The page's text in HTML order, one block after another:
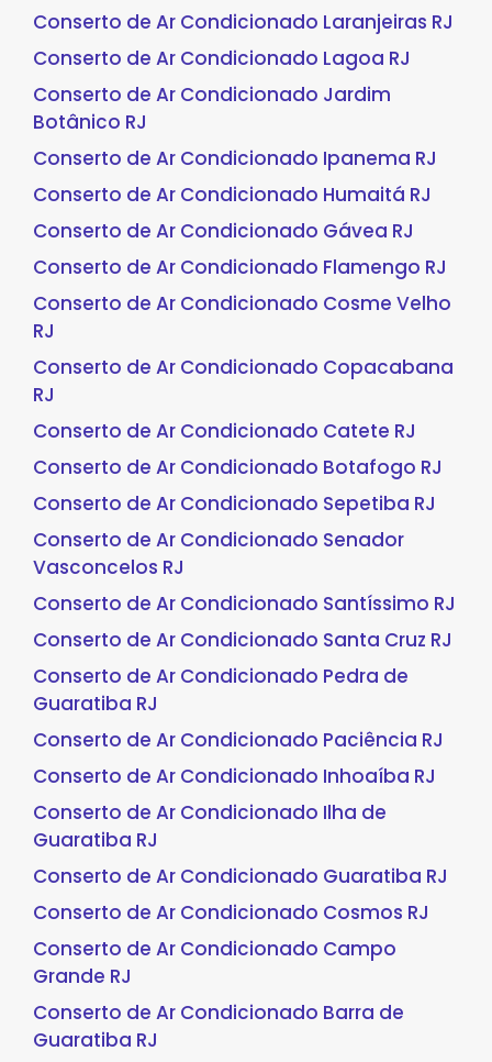
Conserto de Ar Condicionado Laranjeiras RJ
Conserto de Ar Condicionado Lagoa RJ
Conserto de Ar Condicionado Jardim
Botânico RJ
Conserto de Ar Condicionado Ipanema RJ
Conserto de Ar Condicionado Humaitá RJ
Conserto de Ar Condicionado Gávea RJ
Conserto de Ar Condicionado Flamengo RJ
Conserto de Ar Condicionado Cosme Velho
RJ
Conserto de Ar Condicionado Copacabana
RJ
Conserto de Ar Condicionado Catete RJ
Conserto de Ar Condicionado Botafogo RJ
Conserto de Ar Condicionado Sepetiba RJ
Conserto de Ar Condicionado Senador
Vasconcelos RJ
Conserto de Ar Condicionado Santíssimo RJ
Conserto de Ar Condicionado Santa Cruz RJ
Conserto de Ar Condicionado Pedra de
Guaratiba RJ
Conserto de Ar Condicionado Paciência RJ
Conserto de Ar Condicionado Inhoaíba RJ
Conserto de Ar Condicionado Ilha de
Guaratiba RJ
Conserto de Ar Condicionado Guaratiba RJ
Conserto de Ar Condicionado Cosmos RJ
Conserto de Ar Condicionado Campo
Grande RJ
Conserto de Ar Condicionado Barra de
Guaratiba RJ